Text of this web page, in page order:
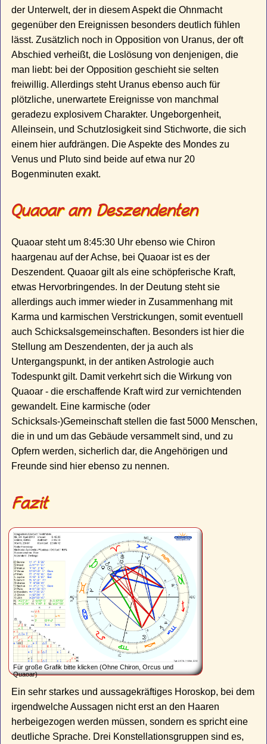
der Unterwelt, der in diesem Aspekt die Ohnmacht
gegenüber den Ereignissen besonders deutlich fühlen
lässt. Zusätzlich noch in Opposition von Uranus, der oft
Abschied verheißt, die Loslösung von denjenigen, die
man liebt: bei der Opposition geschieht sie selten
freiwillig. Allerdings steht Uranus ebenso auch für
plötzliche, unerwartete Ereignisse von manchmal
geradezu explosivem Charakter. Ungeborgenheit,
Alleinsein, und Schutzlosigkeit sind Stichworte, die sich
einem hier aufdrängen. Die Aspekte des Mondes zu
Venus und Pluto sind beide auf etwa nur 20
Bogenminuten exakt.
Quaoar am Deszendenten
Quaoar steht um 8:45:30 Uhr ebenso wie Chiron
haargenau auf der Achse, bei Quaoar ist es der
Deszendent. Quaoar gilt als eine schöpferische Kraft,
etwas Hervorbringendes. In der Deutung steht sie
allerdings auch immer wieder in Zusammenhang mit
Karma und karmischen Verstrickungen, somit eventuell
auch Schicksalsgemeinschaften. Besonders ist hier die
Stellung am Deszendenten, der ja auch als
Untergangspunkt, in der antiken Astrologie auch
Todespunkt gilt. Damit verkehrt sich die Wirkung von
Quaoar - die erschaffende Kraft wird zur vernichtenden
gewandelt. Eine karmische (oder
Schicksals-)Gemeinschaft stellen die fast 5000 Menschen,
die in und um das Gebäude versammelt sind, und zu
Opfern werden, sicherlich dar, die Angehörigen und
Freunde sind hier ebenso zu nennen.
Fazit
Für große Grafik bitte klicken (Ohne Chiron, Orcus und
Quaoar)
Ein sehr starkes und aussagekräftiges Horoskop, bei dem
irgendwelche Aussagen nicht erst an den Haaren
herbeigezogen werden müssen, sondern es spricht eine
deutliche Sprache. Drei Konstellationsgruppen sind es,